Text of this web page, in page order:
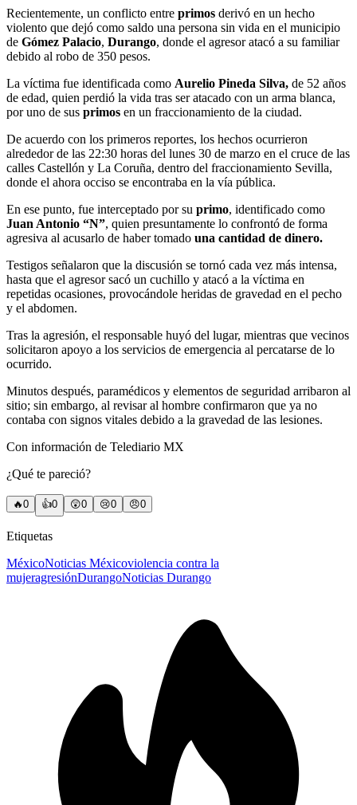
Recientemente, un conflicto entre primos derivó en un hecho
violento que dejó como saldo una persona sin vida en el municipio
de Gómez Palacio, Durango, donde el agresor atacó a su familiar
debido al robo de 350 pesos.
La víctima fue identificada como Aurelio Pineda Silva, de 52 años
de edad, quien perdió la vida tras ser atacado con un arma blanca,
por uno de sus primos en un fraccionamiento de la ciudad.
De acuerdo con los primeros reportes, los hechos ocurrieron
alrededor de las 22:30 horas del lunes 30 de marzo en el cruce de las
calles Castellón y La Coruña, dentro del fraccionamiento Sevilla,
donde el ahora occiso se encontraba en la vía pública.
En ese punto, fue interceptado por su primo, identificado como
Juan Antonio “N”, quien presuntamente lo confrontó de forma
agresiva al acusarlo de haber tomado una cantidad de dinero.
Testigos señalaron que la discusión se tornó cada vez más intensa,
hasta que el agresor sacó un cuchillo y atacó a la víctima en
repetidas ocasiones, provocándole heridas de gravedad en el pecho
y el abdomen.
Tras la agresión, el responsable huyó del lugar, mientras que vecinos
solicitaron apoyo a los servicios de emergencia al percatarse de lo
ocurrido.
Minutos después, paramédicos y elementos de seguridad arribaron al
sitio; sin embargo, al revisar al hombre confirmaron que ya no
contaba con signos vitales debido a la gravedad de las lesiones.
Con información de Telediario MX
¿Qué te pareció?
🔥0 👍0 😲0 😢0 😠0
Etiquetas
MéxicoNoticias Méxicoviolencia contra la
mujeragresiónDurangoNoticias Durango